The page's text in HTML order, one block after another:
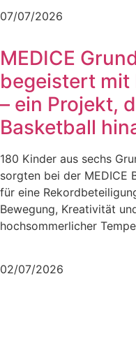
07/07/2026
MEDICE
begeistert mit
– ein Projekt,
Basketball
180 Kinder aus sechs
sorgten bei der MEDICE
für eine
Bewegung, Kreativität
hochsommerlicher
02/07/2026